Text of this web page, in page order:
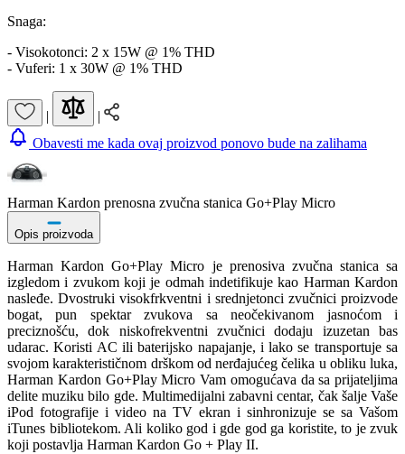
Snaga:
- Visokotonci: 2 x 15W @ 1% THD
- Vuferi: 1 x 30W @ 1% THD
|
|
Obavesti me kada ovaj proizvod ponovo bude na zalihama
Harman Kardon prenosna zvučna stanica Go+Play Micro
Opis proizvoda
Harman Kardon Go+Play Micro je prenosiva zvučna stanica sa
izgledom i zvukom koji je odmah indetifikuje kao Harman Kardon
nasleđe. Dvostruki visokfrkventni i srednjetonci zvučnici proizvode
bogat, pun spektarzvukova sa neočekivanom jasnoćom i
preciznošću, dok niskofrekventni zvučnici dodaju izuzetan bas
udarac. Koristi AC ili baterijsko napajanje, i lako se transportuje sa
svojom karakterističnom drškom od nerđajućeg čelika u obliku luka,
Harman Kardon Go+Play Micro Vam omogućava da sa prijateljima
delite muziku bilo gde. Multimedijalni zabavni centar, čak šalje Vaše
iPod fotografije i video na TV ekran i sinhronizuje se sa Vašom
iTunes bibliotekom. Ali koliko god i gde god ga koristite, to je zvuk
koji postavlja Harman Kardon Go + Play II.